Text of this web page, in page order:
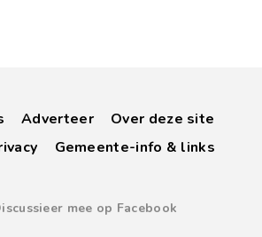
Adverteer
Over deze site
Gemeente-info & links
mee op Facebook